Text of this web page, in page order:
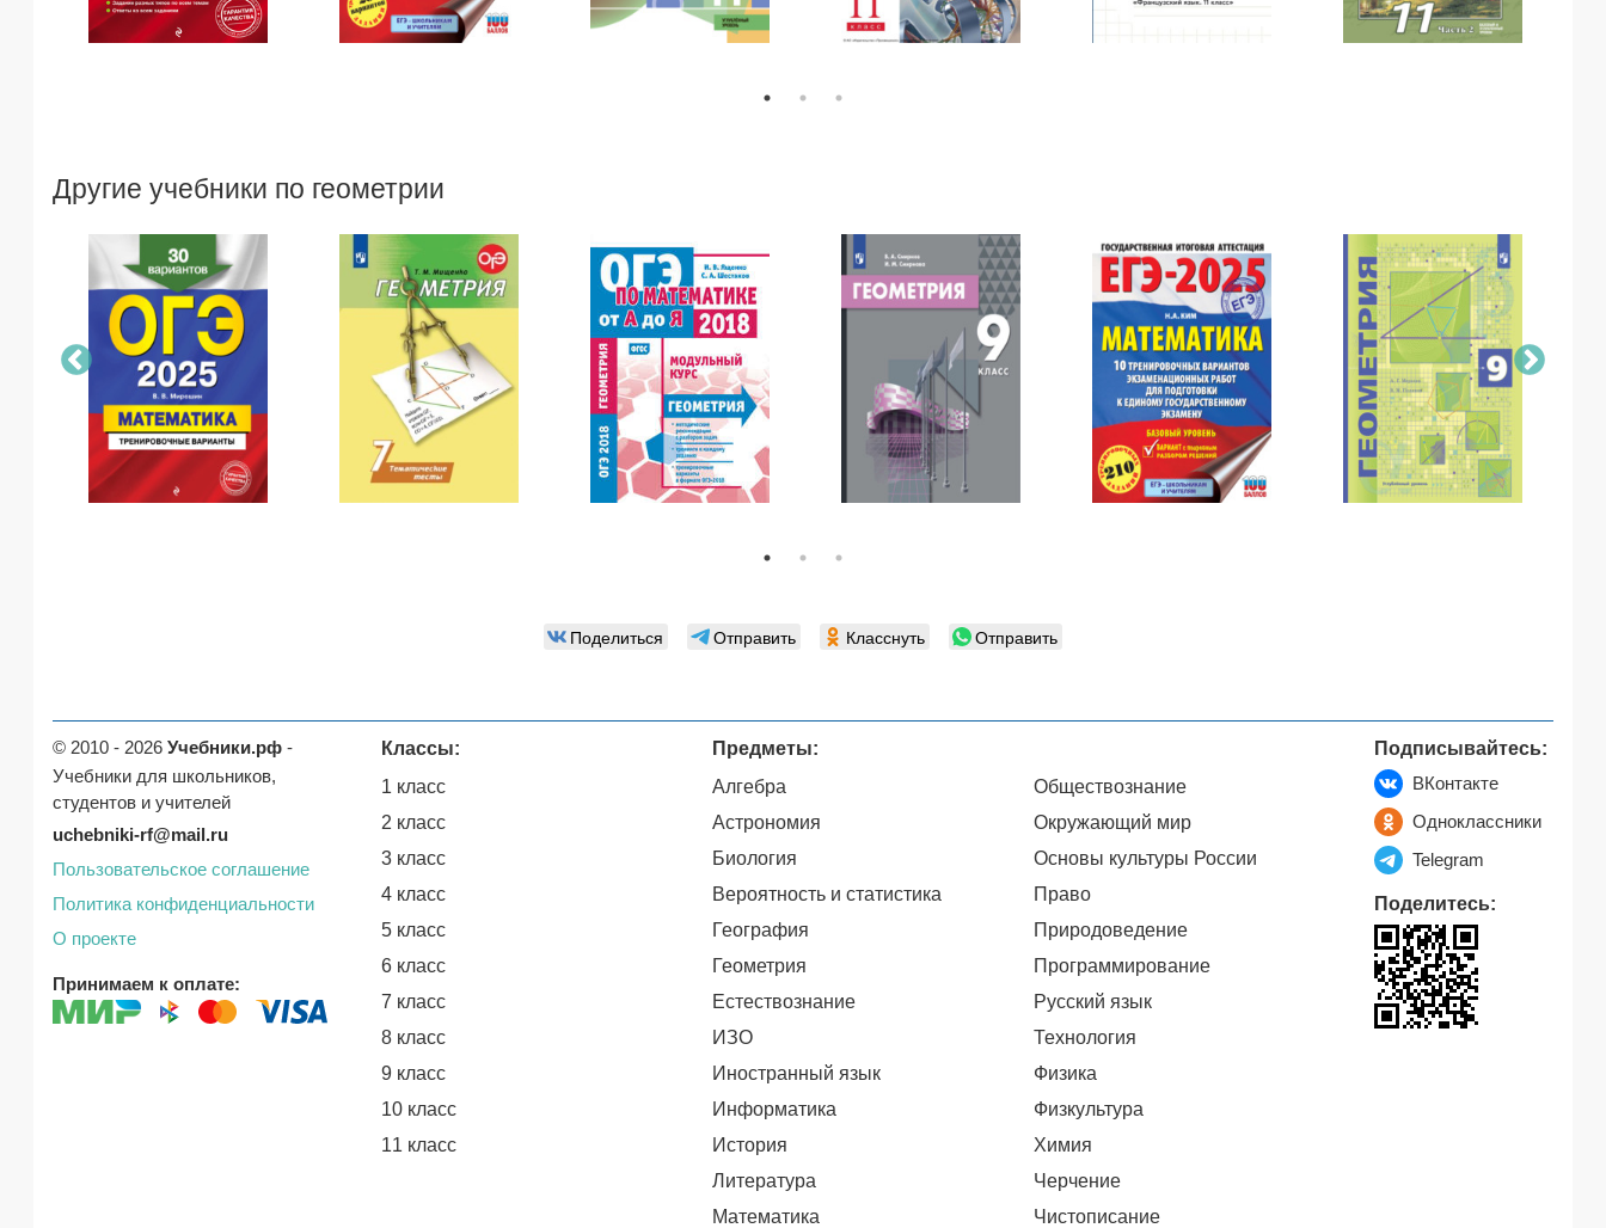
Другие учебники по геометрии
Поделиться Отправить Класснуть Отправить
© 2010 - 2026 Учебники.рф -
Учебники для школьников,
студентов и учителей
uchebniki-rf@mail.ru
Пользовательское соглашение
Политика конфиденциальности
О проекте
Принимаем к оплате:
Классы:
1 класс
2 класс
3 класс
4 класс
5 класс
6 класс
7 класс
8 класс
9 класс
10 класс
11 класс
Предметы:
Алгебра
Астрономия
Биология
Вероятность и статистика
География
Геометрия
Естествознание
ИЗО
Иностранный язык
Информатика
История
Литература
Математика
Обществознание
Окружающий мир
Основы культуры России
Право
Природоведение
Программирование
Русский язык
Технология
Физика
Физкультура
Химия
Черчение
Чистописание
Подписывайтесь:
ВКонтакте
Одноклассники
Telegram
Поделитесь: